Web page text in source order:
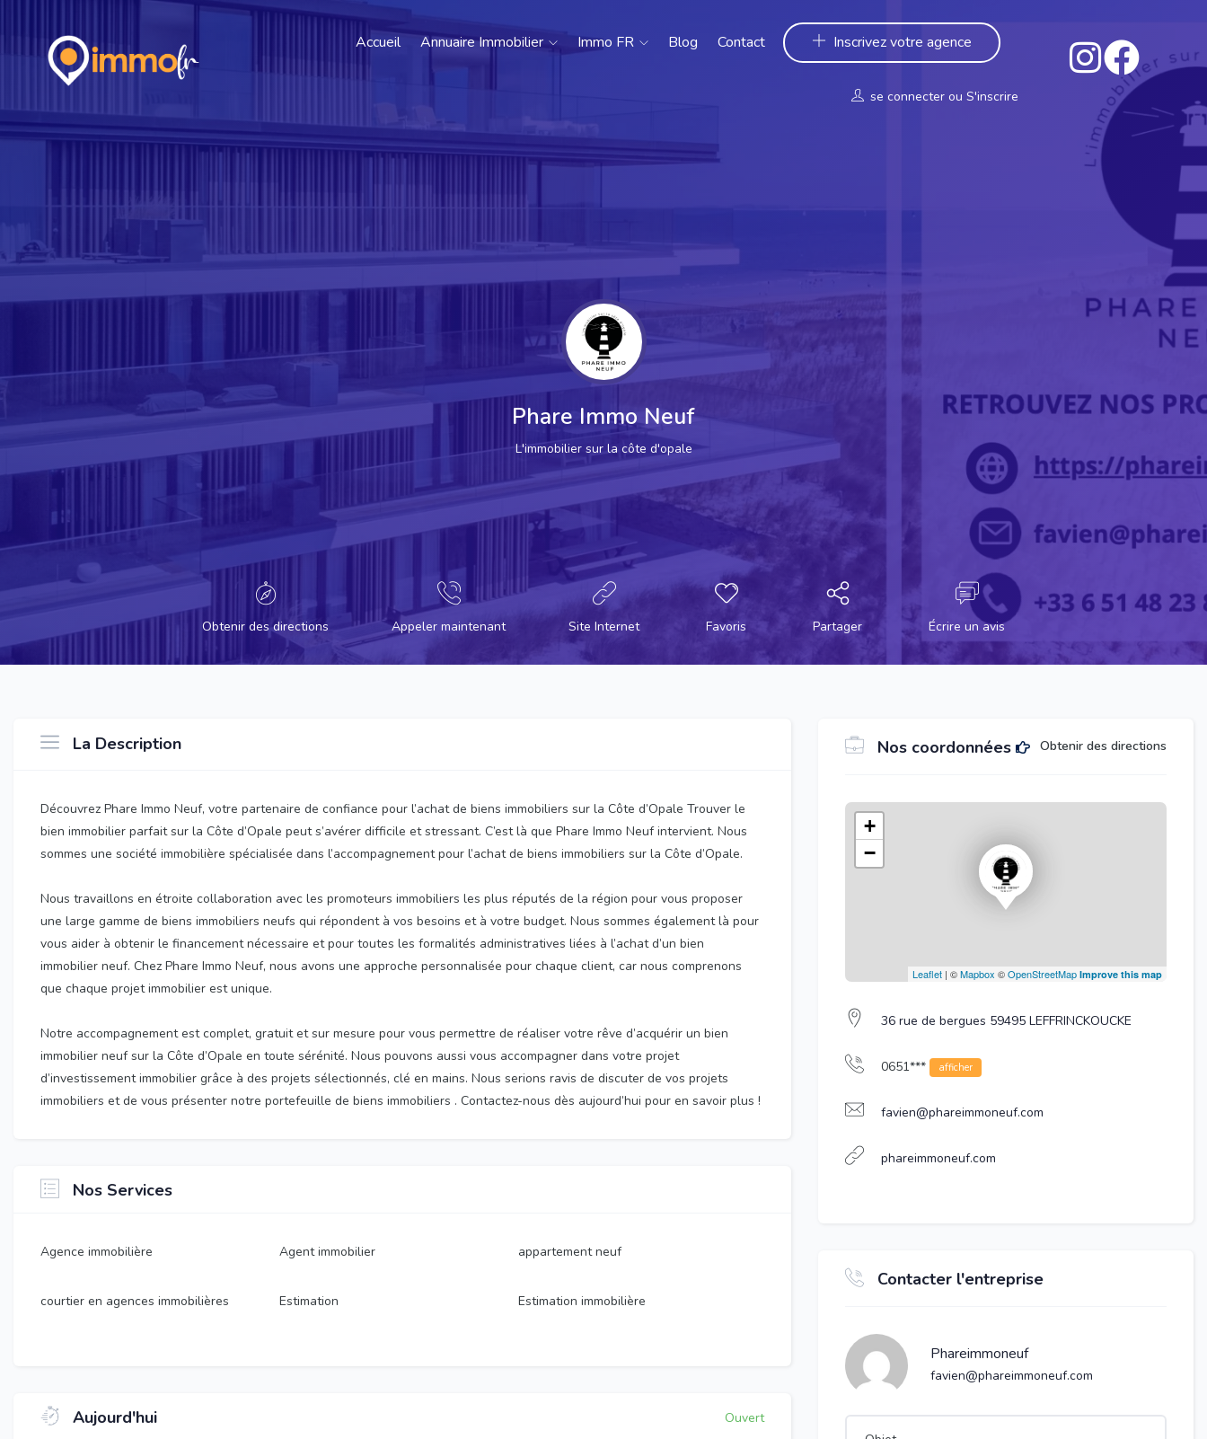
Accueil Annuaire Immobilier Immo FR Blog Contact Inscrivez votre agence
se connecter ou S'inscrire
Phare Immo Neuf
L'immobilier sur la côte d'opale
Obtenir des directions Appeler maintenant Site Internet Favoris Partager Écrire un avis
La Description
Découvrez Phare Immo Neuf, votre partenaire de confiance pour l’achat de biens immobiliers sur la Côte d’Opale Trouver le
bien immobilier parfait sur la Côte d’Opale peut s’avérer difficile et stressant. C’est là que Phare Immo Neuf intervient. Nous
sommes une société immobilière spécialisée dans l’accompagnement pour l’achat de biens immobiliers sur la Côte d’Opale.
Nous travaillons en étroite collaboration avec les promoteurs immobiliers les plus réputés de la région pour vous proposer
une large gamme de biens immobiliers neufs qui répondent à vos besoins et à votre budget. Nous sommes également là pour
vous aider à obtenir le financement nécessaire et pour toutes les formalités administratives liées à l’achat d’un bien
immobilier neuf. Chez Phare Immo Neuf, nous avons une approche personnalisée pour chaque client, car nous comprenons
que chaque projet immobilier est unique.
Notre accompagnement est complet, gratuit et sur mesure pour vous permettre de réaliser votre rêve d’acquérir un bien
immobilier neuf sur la Côte d’Opale en toute sérénité. Nous pouvons aussi vous accompagner dans votre projet
d’investissement immobilier grâce à des projets sélectionnés, clé en mains. Nous serions ravis de discuter de vos projets
immobiliers et de vous présenter notre portefeuille de biens immobiliers . Contactez-nous dès aujourd’hui pour en savoir plus !
Nos Services
Agence immobilière Agent immobilier appartement neuf
courtier en agences immobilières Estimation Estimation immobilière
Aujourd'hui Ouvert
Nos coordonnées Obtenir des directions
+
−
Leaflet| ©Mapbox ©OpenStreetMap Improve this map
36 rue de bergues 59495 LEFFRINCKOUCKE
0651*** afficher
favien@phareimmoneuf.com
phareimmoneuf.com
Contacter l'entreprise
Phareimmoneuf
favien@phareimmoneuf.com